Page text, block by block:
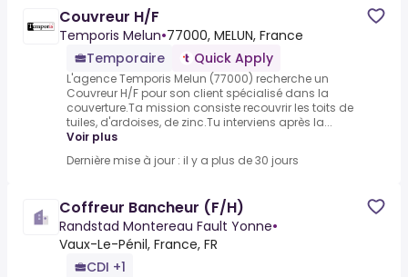
Couvreur H/F
Temporis Melun•77000, MELUN, France
Temporaire
Quick Apply
L'agence Temporis Melun (77000) recherche un
Couvreur H/F pour son client spécialisé dans la
couverture.Ta mission consiste recouvrir les toits de
tuiles, d'ardoises, de zinc.Tu interviens après la...
Voir plus
Dernière mise à jour : il y a plus de 30 jours
Coffreur Bancheur (F/H)
Randstad Montereau Fault Yonne•
Vaux-Le-Pénil, France, FR
CDI +1